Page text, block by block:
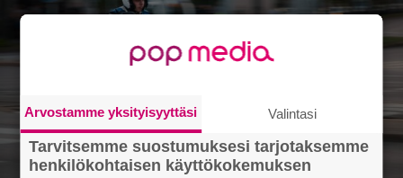
Arvostamme yksityisyyttäsi Valintasi
Tarvitsemme suostumuksesi tarjotaksemme
henkilökohtaisen käyttökokemuksen